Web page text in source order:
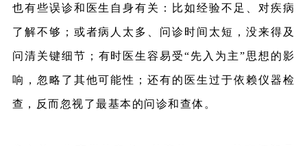
也有些误诊和医生自身有关：比如经验不足、对疾病
了解不够；或者病人太多、问诊时间太短，没来得及
问清关键细节；有时医生容易受“先入为主”思想的影
响，忽略了其他可能性；还有的医生过于依赖仪器检
查，反而忽视了最基本的问诊和查体。